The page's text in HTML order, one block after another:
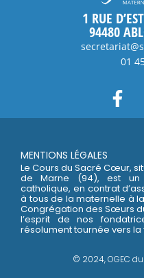
1 RUE
94480
01
MENTIONS LÉGALES
Le Cours du Sacré Cœur,
de Marne (94), est un
catholique, en contrat
à tous de la maternelle à
Congrégation des Sœurs
l’esprit de nos
résolument tournée vers la
© 2024, OGEC